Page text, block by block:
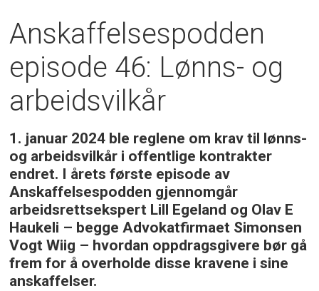
Anskaffelsespodden
episode 46: Lønns- og
arbeidsvilkår
1. januar 2024 ble reglene om krav til lønns-
og arbeidsvilkår i offentlige kontrakter
endret. I årets første episode av
Anskaffelsespodden gjennomgår
arbeidsrettsekspert Lill Egeland og Olav E
Haukeli – begge Advokatfirmaet Simonsen
Vogt Wiig – hvordan oppdragsgivere bør gå
frem for å overholde disse kravene i sine
anskaffelser.